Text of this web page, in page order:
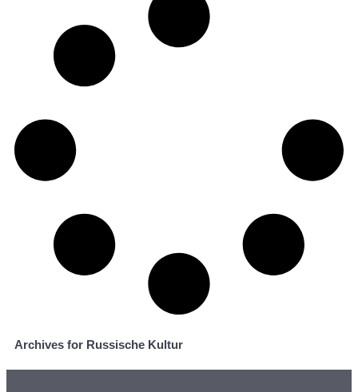
Archives for Russische Kultur